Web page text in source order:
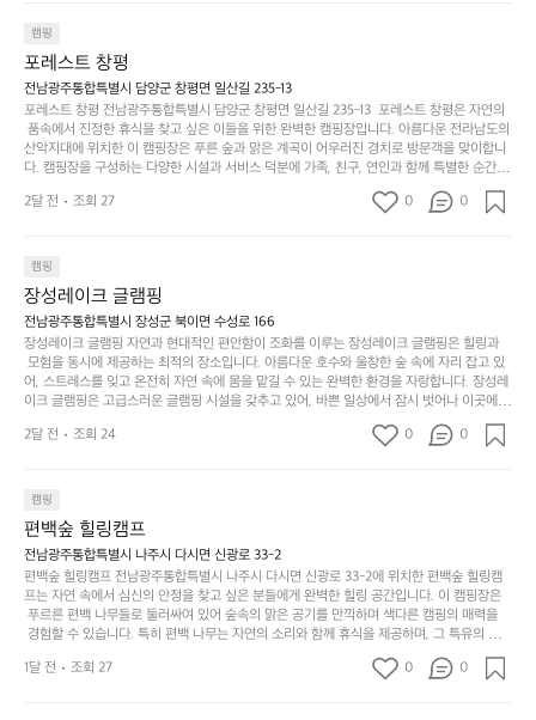
다.
그
럴
때
는
차
을
가
려
보
세
요.
튼
을
조
용
히
고
다
니
고
싶
어
는
크
기,
무
게,
이
의
아
주
미
하
지
않
은
디
자
웃
도
어
의
경
럽
게
이
어
주
무
좋
네
요
이
이
라
고
해
야
하
리
를
잡
았
는
함께 좋은 시간을 보낼 수 있다는 것입니다. 또한, 하이글루 인근에는 다양한 트레킹 코스와
자전거 도로가 있어 아웃도어 활동을 좋아하는 이들에게 더욱 참조할 만한 장소가 됩니다.
담양의 아름다운 자연과 함께, 건강한 레저 활동을 즐기며 행복한 캠핑 경험을 쌓으실 수 있
습니다. 하이글루에서 특별한 순간을 만끽해보세요. 따뜻한 햇살과 함께하는 아침, 상징적인
담양의 죽녹원과 함께 어우러진 저녁, 그리고 고요한 밤하늘 아래에서 별을 바라보며 나누는
이야기들은 여러분의 캠핑 여행을 더욱 특별하게 만들어 줄 것입니다.  인기 정도: ★★★★
★
캠핑
포레스트 창평
전남광주통합특별시 담양군 창평면 일산길 235-13
포레스트 창평 전남광주통합특별시 담양군 창평면 일산길 235-13  포레스트 창평은 자연의
품속에서 진정한 휴식을 찾고 싶은 이들을 위한 완벽한 캠핑장입니다. 아름다운 전라남도의
산악지대에 위치한 이 캠핑장은 푸른 숲과 맑은 계곡이 어우러진 경치로 방문객을 맞이합니
다. 캠핑장을 구성하는 다양한 시설과 서비스 덕분에 가족, 친구, 연인과 함께 특별한 순간을
만들어갈 수 있는 최적의 공간이 됩니다.  포레스트 창평은 주말마다 직접 재배한 신선한 농
산물을 제공하는 캠핑장으로, 현지에서만 느낄 수 있는 자연의 맛을 경험할 수 있습니다. 또
으며 깊은 숙면을 취할 수 있는 기회를 제공합니다.  이곳은 자연과의 완벽한 조화를 이루며,
다채로운 야외 활동을 제공합니다. 특히 어린이들은 안전하게 놀 수 있는 놀이시설이 마련
되어 있어 부모님들과 함께 즐거운 시간을 보낼 수 있습니다. 주변의 다양한 관광지와 먹거
리를 탐험하는 재미도 포레스트 창평의 매력 중 하나입니다.  또한, 캠핑장을 방문한 후 지속
적으로 재방문하는 이들이 많아 인기가 날로 상승하고 있습니다. 포레스트 창평은 단순한 캠
핑 그 이상을 제공하며, 자연을 사랑하는 모든 이들에게 꼭 한번 경험해봐야 할 장소로 자리
잡았습니다.  인기 정도: ★★★★★
2달 전 조회 27 0 0
캠핑
장성레이크 글램핑
전남광주통합특별시 장성군 북이면 수성로 166
장성레이크 글램핑 자연과 현대적인 편안함이 조화를 이루는 장성레이크 글램핑은 힐링과
모험을 동시에 제공하는 최적의 장소입니다. 아름다운 호수와 울창한 숲 속에 자리 잡고 있
어, 스트레스를 잊고 온전히 자연 속에 몸을 맡길 수 있는 완벽한 환경을 자랑합니다. 장성레
이크 글램핑은 고급스러운 글램핑 시설을 갖추고 있어, 바쁜 일상에서 잠시 벗어나 이곳에
오면 사치스러운 휴식이 가능해집니다. 독립된 텐트에서 제공되는 특별한 불멍 공간은 소중
한 사람과 함께 따뜻한 이야기를 나눌 수 있는 소중한 시간을 만들어 줍니다. 또한, 주변의 자
을 창출하는 시간이 될 것입니다. 특히 식사를 좋아하는 분들에게는 매주 특별한 바비큐 파
티와 지역에서 나는 신선한 재료로 만든 다양한 요리를 제공하여 미각을 만족시켜 줍니다.
장성레이크 글램핑은 그 아름다운 경관과 최고 품질의 시설 덕분에 최근 몇 년 사이에 특히
주목받고 있는 캠핑장 중 하나입니다. 주말이면 방문객이 가득해 예약이 빠르게 차는 만큼
미리 일정을 계획하시는 것이 좋습니다. 나만의 프라이빗한 공간에서 가족 및 사랑하는 사
람들과 함께하세요. 당신의 대자연 속 힐링을 기다리는 장성레이크 글램핑은 언젠가 반드시
방문해봐야 할 명소로 자리매김하였습니다. 인기 정도: ★★★★★
2달 전 조회 24 0 0
캠핑
편백숲 힐링캠프
전남광주통합특별시 나주시 다시면 신광로 33-2
편백숲 힐링캠프 전남광주통합특별시 나주시 다시면 신광로 33-2에 위치한 편백숲 힐링캠
프는 자연 속에서 심신의 안정을 찾고 싶은 분들에게 완벽한 힐링 공간입니다. 이 캠핑장은
푸르른 편백 나무들로 둘러싸여 있어 숲속의 맑은 공기를 만끽하며 색다른 캠핑의 매력을
경험할 수 있습니다. 특히 편백 나무는 자연의 소리와 함께 휴식을 제공하며, 그 특유의 아로
마향이 심리적 안정감을 가져다줍니다. 이곳에서 아침 햇살을 맞으며 조용한 숲속에서의 커
피 한 잔은 그 어떤 도시의 카페에서 느끼기 힘든 특별함을 선사합니다. 편백숲 힐링캠프는
1달 전 조회 27 0 0